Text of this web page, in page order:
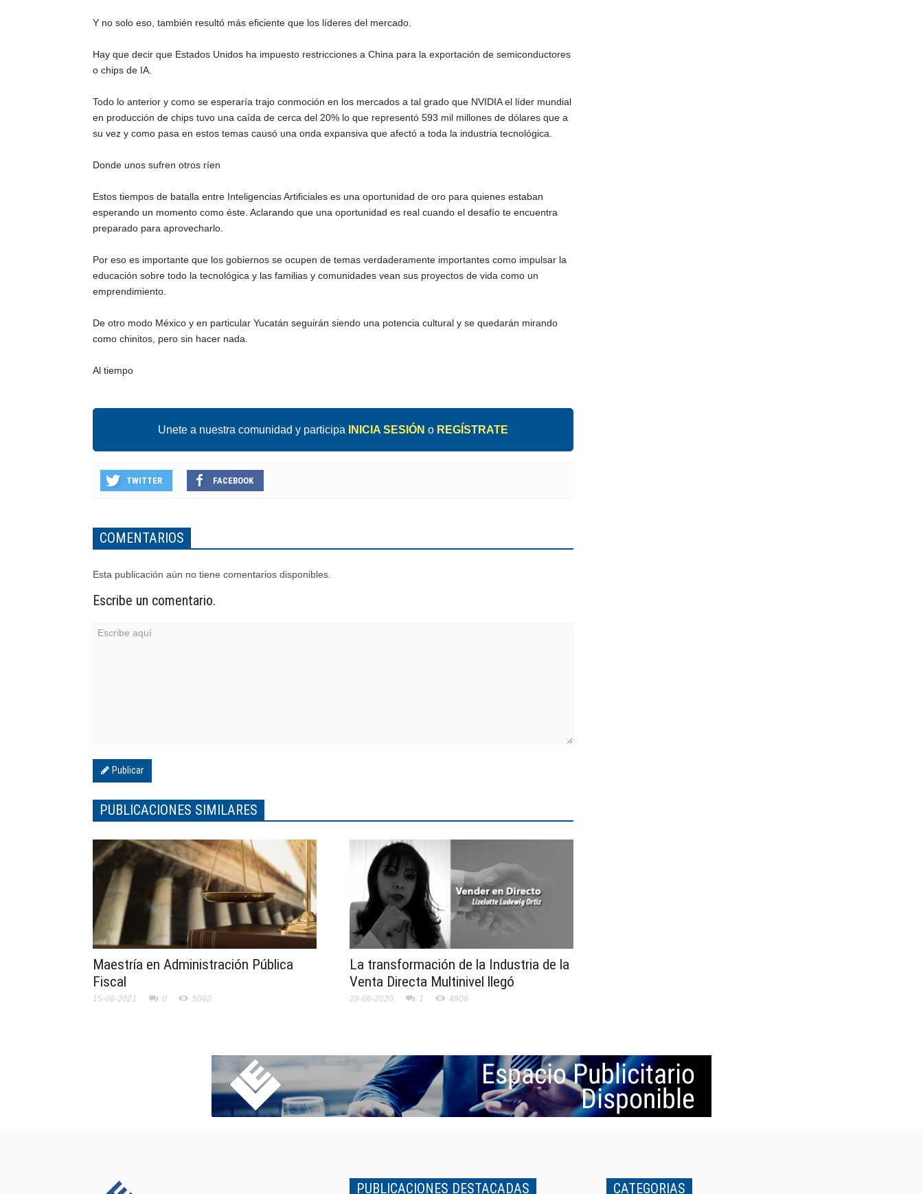
Y no solo eso, también resultó más eficiente que los líderes del mercado.
Hay que decir que Estados Unidos ha impuesto restricciones a China para la exportación de semiconductores
o chips de IA.
Todo lo anterior y como se esperaría trajo conmoción en los mercados a tal grado que NVIDIA el líder mundial
en producción de chips tuvo una caída de cerca del 20% lo que representó 593 mil millones de dólares que a
su vez y como pasa en estos temas causó una onda expansiva que afectó a toda la industria tecnológica.
Donde unos sufren otros ríen
Estos tiempos de batalla entre Inteligencias Artificiales es una oportunidad de oro para quienes estaban
esperando un momento como éste. Aclarando que una oportunidad es real cuando el desafío te encuentra
preparado para aprovecharlo.
Por eso es importante que los gobiernos se ocupen de temas verdaderamente importantes como impulsar la
educación sobre todo la tecnológica y las familias y comunidades vean sus proyectos de vida como un
emprendimiento.
De otro modo México y en particular Yucatán seguirán siendo una potencia cultural y se quedarán mirando
como chinitos, pero sin hacer nada.
Al tiempo
Unete a nuestra comunidad y participa INICIA SESIÓN o REGÍSTRATE
TWITTER FACEBOOK
COMENTARIOS
Esta publicación aún no tiene comentarios disponibles.
Escribe un comentario.
Publicar
PUBLICACIONES SIMILARES
Maestría en Administración Pública
Fiscal
15-08-2021 0 5062
La transformación de la Industria de la
Venta Directa Multinivel llegó
29-06-2020 1 4906
PUBLICACIONES DESTACADAS CATEGORIAS